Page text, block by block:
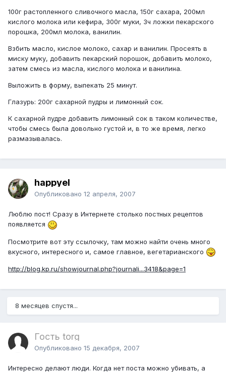
100г растопленного сливочного масла, 150г сахара, 200мл
кислого молока или кефира, 300г муки, 3ч ложки пекарского
порошка, 200мл молока, ванилин.
Взбить масло, кислое молоко, сахар и ванилин. Просеять в
миску муку, добавить пекарский порошок, добавить молоко,
затем смесь из масла, кислого молока и ванилина.
Выложить в форму, выпекать 25 минут.
Глазурь: 200г сахарной пудры и лимонный сок.
К сахарной пудре добавить лимонный сок в таком количестве,
чтобы смесь была довольно густой и, в то же время, легко
размазывалась.
happyel
Опубликовано 12 апреля, 2007
Люблю пост! Сразу в Интернете столько постных рецептов
появляется
Посмотрите вот эту ссылочку, там можно найти очень много
вкусного, интересного и, самое главное, вегетарианского
http://blog.kp.ru/showjournal.php?journali...3418&page=1
8 месяцев спустя...
Гость torg
Опубликовано 15 декабря, 2007
Интересно делают люди. Когда нет поста можно убивать, а